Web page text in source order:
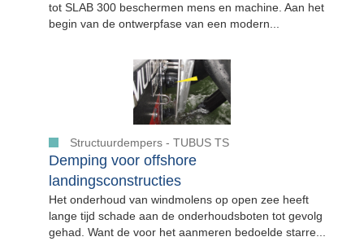
tot SLAB 300 beschermen mens en machine. Aan het
begin van de ontwerpfase van een modern...
Structuurdempers - TUBUS TS
Demping voor offshore
landingsconstructies
Het onderhoud van windmolens op open zee heeft
lange tijd schade aan de onderhoudsboten tot gevolg
gehad. Want de voor het aanmeren bedoelde starre...